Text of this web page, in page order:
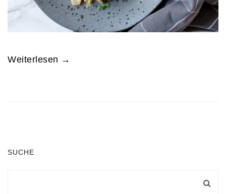
Weiterlesen →
SUCHE